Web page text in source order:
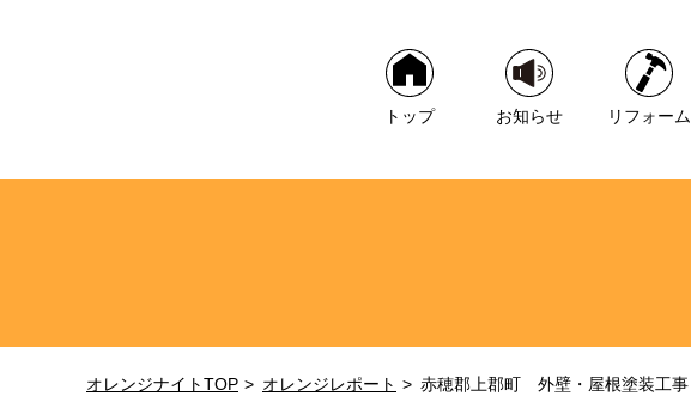
トップ お知らせ リフォーム
オレンジナイトTOP オレンジレポート 赤穂郡上郡町 外壁・屋根塗装工事